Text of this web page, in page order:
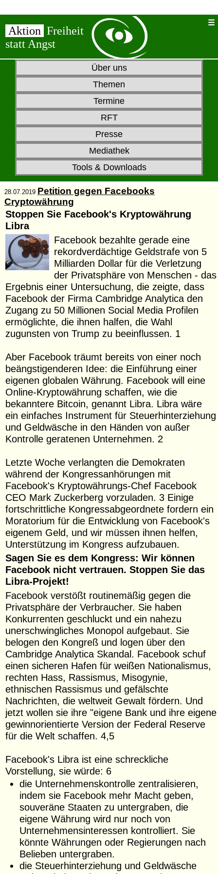
Aktion Freiheit
statt Angst
Über uns
Themen
Termine
RFT
Presse
Mediathek
Tools & Downloads
28.07.2019 Petition gegen Facebooks
Cryptowährung
Stoppen Sie Facebook's Kryptowährung
Libra
Facebook bezahlte gerade eine
rekordverdächtige Geldstrafe von 5
Milliarden Dollar für die Verletzung
der Privatsphäre von Menschen - das
Ergebnis einer Untersuchung, die zeigte, dass
Facebook der Firma Cambridge Analytica den
Zugang zu 50 Millionen Social Media Profilen
ermöglichte, die ihnen halfen, die Wahl
zugunsten von Trump zu beeinflussen. 1
Aber Facebook träumt bereits von einer noch
beängstigenderen Idee: die Einführung einer
eigenen globalen Währung. Facebook will eine
Online-Kryptowährung schaffen, wie die
bekanntere Bitcoin, genannt Libra. Libra wäre
ein einfaches Instrument für Steuerhinterziehung
und Geldwäsche in den Händen von außer
Kontrolle geratenen Unternehmen. 2
Letzte Woche verlangten die Demokraten
während der Kongressanhörungen mit
Facebook's Kryptowährungs-Chef Facebook
CEO Mark Zuckerberg vorzuladen. 3 Einige
fortschrittliche Kongressabgeordnete fordern ein
Moratorium für die Entwicklung von Facebook's
eigenem Geld, und wir müssen ihnen helfen,
Unterstützung im Kongress aufzubauen.
Sagen Sie es dem Kongress: Wir können
Facebook nicht vertrauen. Stoppen Sie das
Libra-Projekt!
Facebook verstößt routinemäßig gegen die
Privatsphäre der Verbraucher. Sie haben
Konkurrenten geschluckt und ein nahezu
unerschwingliches Monopol aufgebaut. Sie
belogen den Kongreß und logen über den
Cambridge Analytica Skandal. Facebook schuf
einen sicheren Hafen für weißen Nationalismus,
rechten Hass, Rassismus, Misogynie,
ethnischen Rassismus und gefälschte
Nachrichten, die weltweit Gewalt fördern. Und
jetzt wollen sie ihre "eigene Bank und ihre eigene
gewinnorientierte Version der Federal Reserve
für die Welt schaffen. 4,5
Facebook's Libra ist eine schreckliche
Vorstellung, sie würde: 6
die Unternehmenskontrolle zentralisieren,
indem sie Facebook mehr Macht geben,
souveräne Staaten zu untergraben, die
eigene Währung wird nur noch von
Unternehmensinteressen kontrolliert. Sie
könnte Währungen oder Regierungen nach
Belieben untergraben.
die Steuerhinterziehung und Geldwäsche